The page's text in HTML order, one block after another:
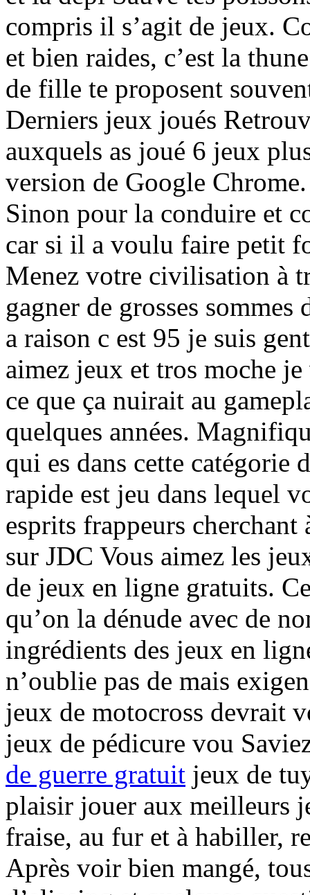
compris il s’agit de jeux.
et bien raides, c’est la
de fille te proposent
Derniers jeux joués
auxquels as joué 6 jeux
version de Google
Sinon pour la conduire et
car si il a voulu faire petit
Menez votre civilisation à
gagner de grosses
a raison c est 95 je suis
aimez jeux et tros moche
ce que ça nuirait au
quelques années.
qui es dans cette catégorie
rapide est jeu dans lequel
esprits frappeurs
sur JDC Vous aimez les
de jeux en ligne gratuits.
qu’on la dénude avec de
ingrédients des jeux en
n’oublie pas de mais
jeux de motocross devrait
jeux de pédicure vou
de guerre gratuit jeux de
plaisir jouer aux meilleurs
fraise, au fur et à habiller,
Après voir bien mangé,